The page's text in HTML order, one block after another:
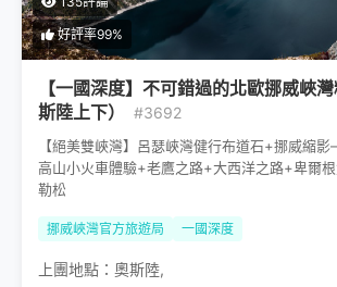
好評率99%
【一國深度】不可錯過的北歐挪威峽
斯陸上下）
#3692
【絕美雙峽灣】呂瑟峽灣健行布道石+挪威縮
高山小火車體驗+老鷹之路+大西洋之路+卑爾
勒松
挪威峽灣官方旅遊局 一國深度
上團地點： 奧斯陸,